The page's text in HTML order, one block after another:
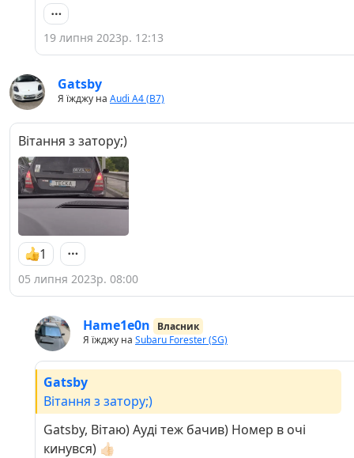
19 липня 2023р. 12:13
Gatsby
Я їжджу на Audi A4 (B7)
Вітання з затору;)
1
05 липня 2023р. 08:00
Hame1e0n
Власник
Я їжджу на Subaru Forester (SG)
Gatsby
Вітання з затору;)
Gatsby, Вітаю) Ауді теж бачив) Номер в очі
кинувся) 👍🏻